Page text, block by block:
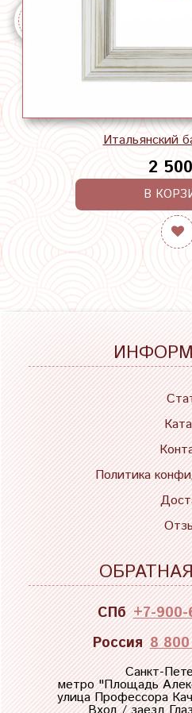
Итальянский
2
В
Политика
СПб +7-900-
Россия 8
Санкт-
метро "Площадь
улица Профессора